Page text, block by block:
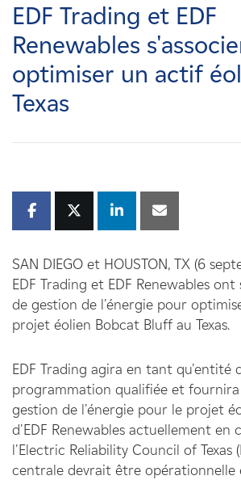
Contactez-nous
Affiliés
EDF Trading et EDF
Renewables
optimiser un actif
Texas
SAN DIEGO et HOUSTON, TX (6
EDF Trading et EDF Renewables
de gestion de l'énergie pour
projet éolien Bobcat Bluff au Texas.
EDF Trading agira en tant qu'entité
programmation qualifiée et fournira
gestion de l'énergie pour le projet
d'EDF Renewables actuellement en
l'Electric Reliability Council of Texas
centrale devrait être opérationnelle